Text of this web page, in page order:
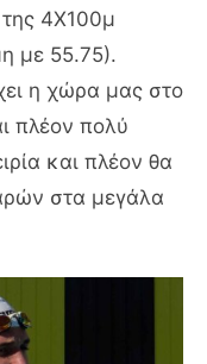
4Χ100μ
με 55.75).
η χώρα μας στο
πλέον πολύ
και πλέον θα
στα μεγάλα